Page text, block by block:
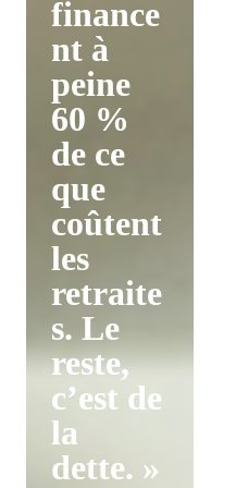
finance
nt à
peine
60 %
de ce
que
coûtent
les
retraite
s. Le
reste,
c’est de
la
dette. »